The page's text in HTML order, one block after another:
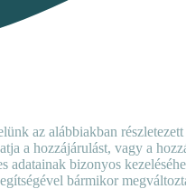
az alábbiakban
a hozzájárulást, vagy a
bizonyos
bármikor